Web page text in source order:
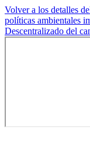
Volver a los detalles
políticas ambientales
Descentralizado del